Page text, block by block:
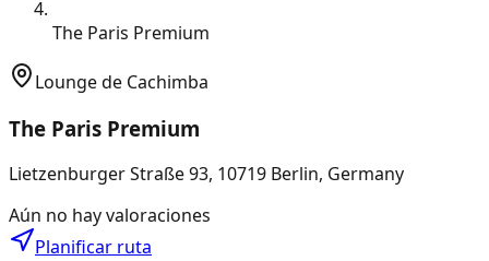
The Paris Premium
Lounge de Cachimba
The Paris Premium
Lietzenburger Straße 93, 10719 Berlin, Germany
Aún no hay valoraciones
Planificar ruta